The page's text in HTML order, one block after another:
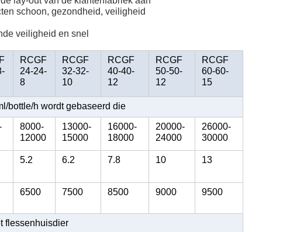
schoon, gezondheid, veiligheid
veiligheid en snel
RCGF
24-24-
8
RCGF
32-32-
10
RCGF
40-40-
12
RCGF
50-50-
12
RCGF
60-60-
15
bottle/h wordt gebaseerd die
8000-
12000
13000-
15000
16000-
18000
20000-
24000
26000-
30000
5.2 6.2 7.8 10 13
6500 7500 8500 9000 9500
flessenhuisdier